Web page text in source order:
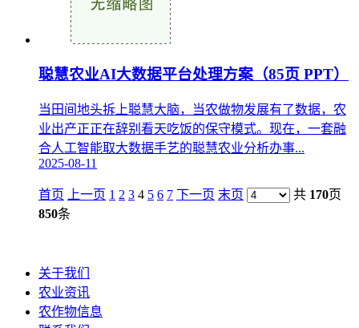
聪慧农业AI大数据平台处理方案（85页 PPT）
当田间地头拆上聪慧大脑，当农做物发展有了数据，农
业出产正正在辞别看天吃饭的保守模式。现在，一套融
合人工智能取大数据手艺的聪慧农业分析办事...
2025-08-11
首页 上一页 1 2 3 4 5 6 7 下一页 末页 共 170页
850条
关于我们
农业资讯
农作物信息